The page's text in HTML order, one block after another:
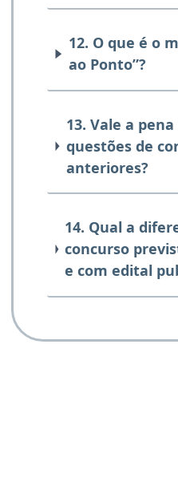
12. O que é o
ao Ponto”?
13. Vale a
questões de
anteriores?
14. Qual a
concurso
e com edital